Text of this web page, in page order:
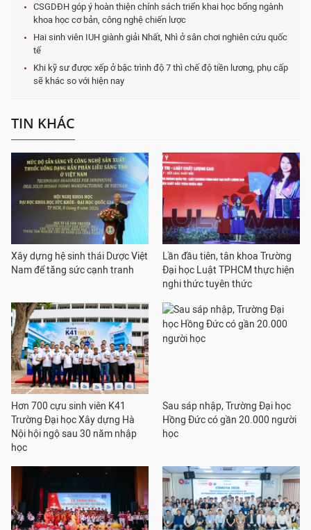
CSGDĐH góp ý hoàn thiện chính sách triển khai học bổng ngành
khoa học cơ bản, công nghệ chiến lược
Hai sinh viên IUH giành giải Nhất, Nhì ở sân chơi nghiên cứu quốc
tế
Khi kỹ sư được xếp ở bậc trình độ 7 thì chế độ tiền lương, phụ cấp
sẽ khác so với hiện nay
TIN KHÁC
Xây dựng hệ sinh thái Dược Việt
Nam để tăng sức cạnh tranh
Lần đầu tiên, tân khoa Trường
Đại học Luật TPHCM thực hiện
nghi thức tuyên thức
Hơn 700 cựu sinh viên K41
Trường Đại học Xây dựng Hà
Nội hội ngộ sau 30 năm nhập
học
Sau sáp nhập, Trường Đại học
Hồng Đức có gần 20.000 người
học